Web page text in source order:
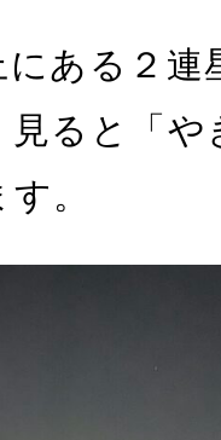
にある２連
見ると「
。